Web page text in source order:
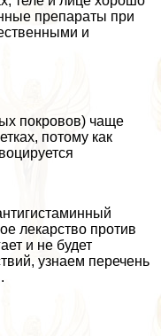
препараты при
и
покровов) чаще
потому как
лекарство против
и не будет
узнаем перечень